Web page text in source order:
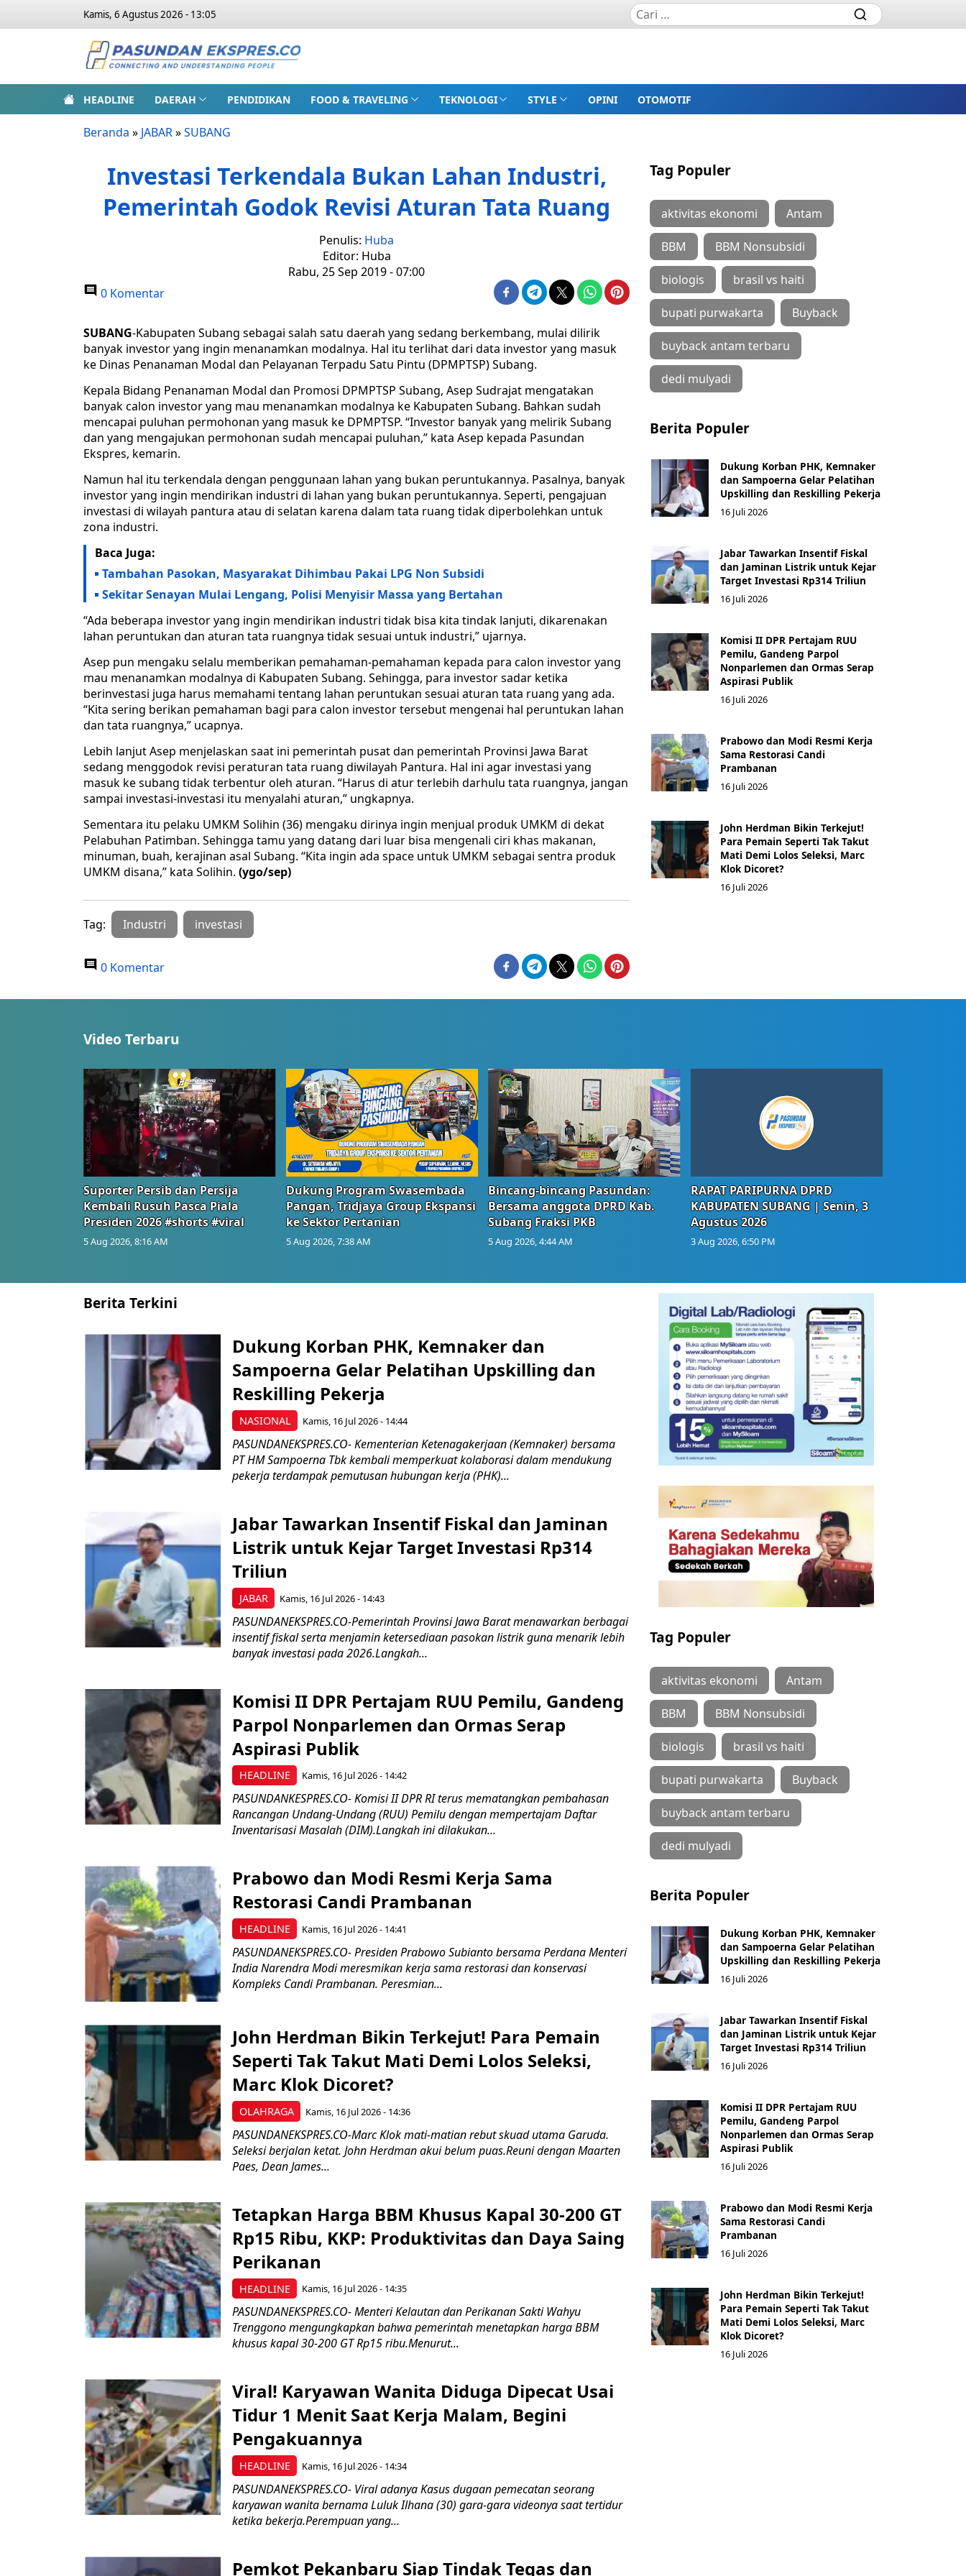
Kamis, 6 Agustus 2026 - 13:05
HEADLINE DAERAH PENDIDIKAN FOOD & TRAVELING TEKNOLOGI STYLE OPINI OTOMOTIF
Beranda » JABAR»SUBANG
Investasi Terkendala Bukan Lahan Industri,
Pemerintah Godok Revisi Aturan Tata Ruang
Penulis: Huba
Editor: Huba
Rabu, 25 Sep 2019 - 07:00
0 Komentar
SUBANG-Kabupaten Subang sebagai salah satu daerah yang sedang berkembang, mulai dilirik
banyak investor yang ingin menanamkan modalnya. Hal itu terlihat dari data investor yang masuk
ke Dinas Penanaman Modal dan Pelayanan Terpadu Satu Pintu (DPMPTSP) Subang.
Kepala Bidang Penanaman Modal dan Promosi DPMPTSP Subang, Asep Sudrajat mengatakan
banyak calon investor yang mau menanamkan modalnya ke Kabupaten Subang. Bahkan sudah
mencapai puluhan permohonan yang masuk ke DPMPTSP. “Investor banyak yang melirik Subang
dan yang mengajukan permohonan sudah mencapai puluhan,” kata Asep kepada Pasundan
Ekspres, kemarin.
Namun hal itu terkendala dengan penggunaan lahan yang bukan peruntukannya. Pasalnya, banyak
investor yang ingin mendirikan industri di lahan yang bukan peruntukannya. Seperti, pengajuan
investasi di wilayah pantura atau di selatan karena dalam tata ruang tidak diperbolehkan untuk
zona industri.
Baca Juga:
Tambahan Pasokan, Masyarakat Dihimbau Pakai LPG Non Subsidi
Sekitar Senayan Mulai Lengang, Polisi Menyisir Massa yang Bertahan
“Ada beberapa investor yang ingin mendirikan industri tidak bisa kita tindak lanjuti, dikarenakan
lahan peruntukan dan aturan tata ruangnya tidak sesuai untuk industri,” ujarnya.
Asep pun mengaku selalu memberikan pemahaman-pemahaman kepada para calon investor yang
mau menanamkan modalnya di Kabupaten Subang. Sehingga, para investor sadar ketika
berinvestasi juga harus memahami tentang lahan peruntukan sesuai aturan tata ruang yang ada.
“Kita sering berikan pemahaman bagi para calon investor tersebut mengenai hal peruntukan lahan
dan tata ruangnya,” ucapnya.
Lebih lanjut Asep menjelaskan saat ini pemerintah pusat dan pemerintah Provinsi Jawa Barat
sedang menggodok revisi peraturan tata ruang diwilayah Pantura. Hal ini agar investasi yang
masuk ke subang tidak terbentur oleh aturan. “Harus di atur terlebih darhulu tata ruangnya, jangan
sampai investasi-investasi itu menyalahi aturan,” ungkapnya.
Sementara itu pelaku UMKM Solihin (36) mengaku dirinya ingin menjual produk UMKM di dekat
Pelabuhan Patimban. Sehingga tamu yang datang dari luar bisa mengenali ciri khas makanan,
minuman, buah, kerajinan asal Subang. “Kita ingin ada space untuk UMKM sebagai sentra produk
UMKM disana,” kata Solihin. (ygo/sep)
Tag: Industri investasi
0 Komentar
Tag Populer
aktivitas ekonomi Antam
BBM BBM Nonsubsidi
biologis brasil vs haiti
bupati purwakarta Buyback
buyback antam terbaru
dedi mulyadi
Berita Populer
Dukung Korban PHK, Kemnaker
dan Sampoerna Gelar Pelatihan
Upskilling dan Reskilling Pekerja
16 Juli 2026
Jabar Tawarkan Insentif Fiskal
dan Jaminan Listrik untuk Kejar
Target Investasi Rp314 Triliun
16 Juli 2026
Komisi II DPR Pertajam RUU
Pemilu, Gandeng Parpol
Nonparlemen dan Ormas Serap
Aspirasi Publik
16 Juli 2026
Prabowo dan Modi Resmi Kerja
Sama Restorasi Candi
Prambanan
16 Juli 2026
John Herdman Bikin Terkejut!
Para Pemain Seperti Tak Takut
Mati Demi Lolos Seleksi, Marc
Klok Dicoret?
16 Juli 2026
Video Terbaru
Suporter Persib dan Persija
Kembali Rusuh Pasca Piala
Presiden 2026 #shorts #viral
5 Aug 2026, 8:16 AM
Dukung Program Swasembada
Pangan, Tridjaya Group Ekspansi
ke Sektor Pertanian
5 Aug 2026, 7:38 AM
Bincang-bincang Pasundan:
Bersama anggota DPRD Kab.
Subang Fraksi PKB
5 Aug 2026, 4:44 AM
RAPAT PARIPURNA DPRD
KABUPATEN SUBANG | Senin, 3
Agustus 2026
3 Aug 2026, 6:50 PM
Berita Terkini
NASIONAL
Dukung Korban PHK, Kemnaker dan
Sampoerna Gelar Pelatihan Upskilling dan
Reskilling Pekerja
Kamis, 16 Jul 2026 - 14:44
PASUNDANEKSPRES.CO- Kementerian Ketenagakerjaan (Kemnaker) bersama
PT HM Sampoerna Tbk kembali memperkuat kolaborasi dalam mendukung
pekerja terdampak pemutusan hubungan kerja (PHK)...
JABAR
Jabar Tawarkan Insentif Fiskal dan Jaminan
Listrik untuk Kejar Target Investasi Rp314
Triliun
Kamis, 16 Jul 2026 - 14:43
PASUNDANEKSPRES.CO-Pemerintah Provinsi Jawa Barat menawarkan berbagai
insentif fiskal serta menjamin ketersediaan pasokan listrik guna menarik lebih
banyak investasi pada 2026.Langkah...
HEADLINE
Komisi II DPR Pertajam RUU Pemilu, Gandeng
Parpol Nonparlemen dan Ormas Serap
Aspirasi Publik
Kamis, 16 Jul 2026 - 14:42
PASUNDANKESPRES.CO- Komisi II DPR RI terus mematangkan pembahasan
Rancangan Undang-Undang (RUU) Pemilu dengan mempertajam Daftar
Inventarisasi Masalah (DIM).Langkah ini dilakukan...
HEADLINE
Prabowo dan Modi Resmi Kerja Sama
Restorasi Candi Prambanan
Kamis, 16 Jul 2026 - 14:41
PASUNDANEKSPRES.CO- Presiden Prabowo Subianto bersama Perdana Menteri
India Narendra Modi meresmikan kerja sama restorasi dan konservasi
Kompleks Candi Prambanan. Peresmian...
OLAHRAGA
John Herdman Bikin Terkejut! Para Pemain
Seperti Tak Takut Mati Demi Lolos Seleksi,
Marc Klok Dicoret?
Kamis, 16 Jul 2026 - 14:36
PASUNDANEKSPRES.CO-Marc Klok mati-matian rebut skuad utama Garuda.
Seleksi berjalan ketat. John Herdman akui belum puas.Reuni dengan Maarten
Paes, Dean James...
HEADLINE
Tetapkan Harga BBM Khusus Kapal 30-200 GT
Rp15 Ribu, KKP: Produktivitas dan Daya Saing
Perikanan
Kamis, 16 Jul 2026 - 14:35
PASUNDANEKSPRES.CO- Menteri Kelautan dan Perikanan Sakti Wahyu
Trenggono mengungkapkan bahwa pemerintah menetapkan harga BBM
khusus kapal 30-200 GT Rp15 ribu.Menurut...
HEADLINE
Viral! Karyawan Wanita Diduga Dipecat Usai
Tidur 1 Menit Saat Kerja Malam, Begini
Pengakuannya
Kamis, 16 Jul 2026 - 14:34
PASUNDANEKSPRES.CO- Viral adanya Kasus dugaan pemecatan seorang
karyawan wanita bernama Luluk Ilhana (30) gara-gara videonya saat tertidur
ketika bekerja.Perempuan yang...
Pemkot Pekanbaru Siap Tindak Tegas dan
Tag Populer
aktivitas ekonomi Antam
BBM BBM Nonsubsidi
biologis brasil vs haiti
bupati purwakarta Buyback
buyback antam terbaru
dedi mulyadi
Berita Populer
Dukung Korban PHK, Kemnaker
dan Sampoerna Gelar Pelatihan
Upskilling dan Reskilling Pekerja
16 Juli 2026
Jabar Tawarkan Insentif Fiskal
dan Jaminan Listrik untuk Kejar
Target Investasi Rp314 Triliun
16 Juli 2026
Komisi II DPR Pertajam RUU
Pemilu, Gandeng Parpol
Nonparlemen dan Ormas Serap
Aspirasi Publik
16 Juli 2026
Prabowo dan Modi Resmi Kerja
Sama Restorasi Candi
Prambanan
16 Juli 2026
John Herdman Bikin Terkejut!
Para Pemain Seperti Tak Takut
Mati Demi Lolos Seleksi, Marc
Klok Dicoret?
16 Juli 2026